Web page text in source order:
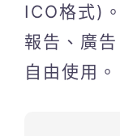
ICO格式)
報告、廣
自由使用。